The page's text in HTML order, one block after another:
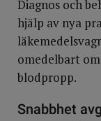
Diagnos och
hjälp av nya
omedelbart
blodpropp.
Snabbhet